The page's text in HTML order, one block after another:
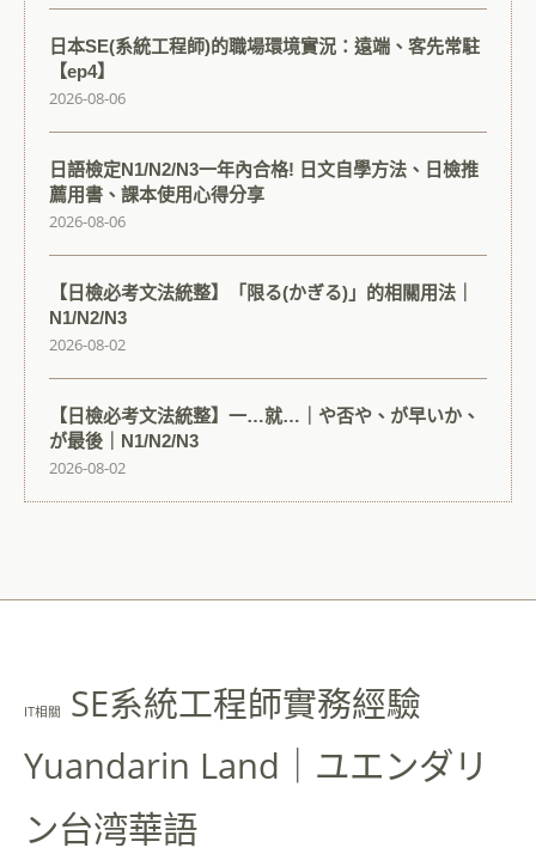
日本SE(系統工程師)的職場環境實況：遠端、客先常駐
【ep4】
2026-08-06
日語檢定N1/N2/N3一年內合格! 日文自學方法、日檢推
薦用書、課本使用心得分享
2026-08-06
【日檢必考文法統整】「限る(かぎる)」的相關用法｜
N1/N2/N3
2026-08-02
【日檢必考文法統整】一…就…｜や否や、が早いか、
が最後｜N1/N2/N3
2026-08-02
IT相關 SE系統工程師實務經驗
Yuandarin Land｜ユエンダリ
ン台湾華語